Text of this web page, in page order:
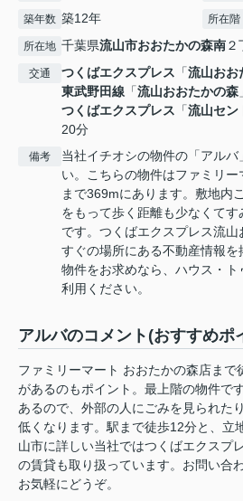
築年数 築12年 所在階
所在地 千葉県流山市おおたかの森南２
交通 つくばエクスプレス 「流山おお
東武野田線 「流山おおたかの森
つくばエクスプレス 「流山セン
20分
備考
当社イチオシの物件の「アルバ
い。こちらの物件はファミリ
まで369mにあります。敷地内
をもって歩く距離も少なくて
です。つくばエクスプレス流
すぐの場所にある不動産情報
物件をお求めなら、ハウス・
利用ください。
アルバのコメント(おすすめポ
ファミリーマート おおたかの森店まで
があるのもポイント。最上階の物件で
あるので、外部の人にごみを見られた
低くなります。駅まで徒歩12分と、立
山市に詳しい当社ではつくばエクスプ
の賃貸も取り扱っています。お問い合
お気軽にどうぞ。